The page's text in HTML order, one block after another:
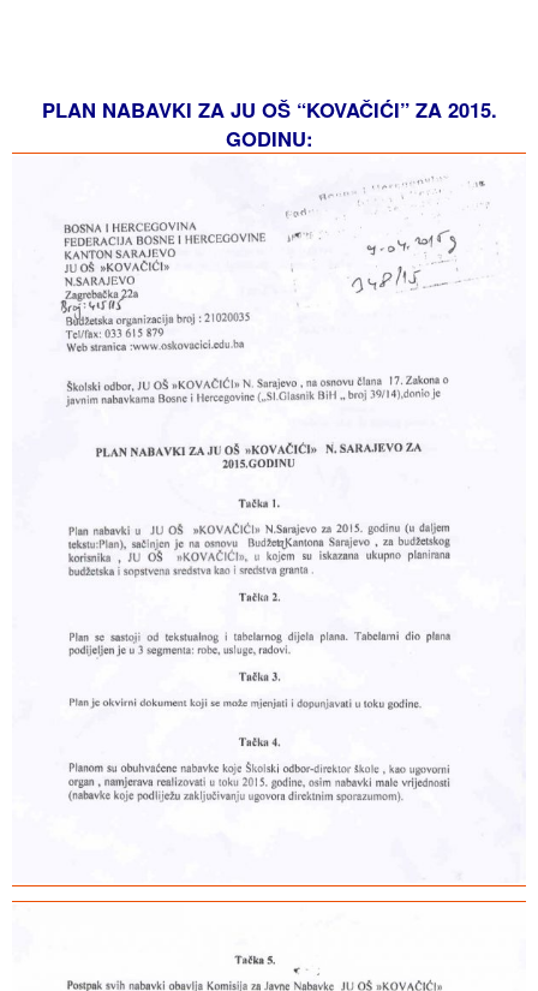
PLAN NABAVKI ZA JU OŠ “KOVAČIĆI” ZA 2015.
GODINU: